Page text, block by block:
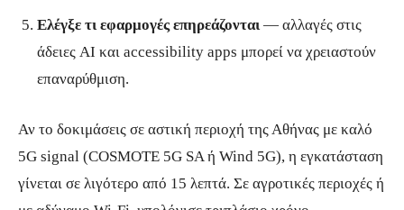
Ελέγξε τι εφαρμογές επηρεάζονται — αλλαγές στις
άδειες AI και accessibility apps μπορεί να χρειαστούν
επαναρύθμιση.
Αν το δοκιμάσεις σε αστική περιοχή της Αθήνας με καλό
5G signal (COSMOTE 5G SA ή Wind 5G), η εγκατάσταση
γίνεται σε λιγότερο από 15 λεπτά. Σε αγροτικές περιοχές ή